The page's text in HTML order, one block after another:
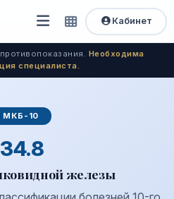
Открыть
меню
Быстрый
доступ
Кабинет
Необходима
специалиста.
МКБ-10
железы